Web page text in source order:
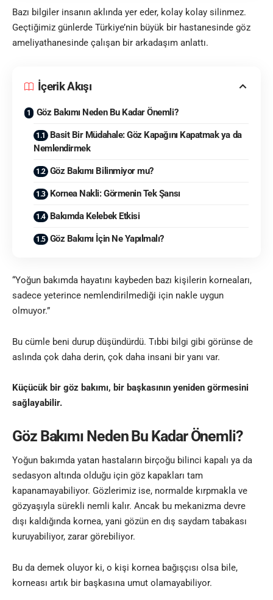
Bazı bilgiler insanın aklında yer eder, kolay kolay silinmez.
Geçtiğimiz günlerde Türkiye’nin büyük bir hastanesinde göz
ameliyathanesinde çalışan bir arkadaşım anlattı.
İçerik Akışı
Göz Bakımı Neden Bu Kadar Önemli?
Basit Bir Müdahale: Göz Kapağını Kapatmak ya da
Nemlendirmek
Göz Bakımı Bilinmiyor mu?
Kornea Nakli: Görmenin Tek Şansı
Bakımda Kelebek Etkisi
Göz Bakımı İçin Ne Yapılmalı?
“Yoğun bakımda hayatını kaybeden bazı kişilerin korneaları,
sadece yeterince nemlendirilmediği için nakle uygun
olmuyor.”
Bu cümle beni durup düşündürdü. Tıbbi bilgi gibi görünse de
aslında çok daha derin, çok daha insani bir yanı var.
Küçücük bir göz bakımı, bir başkasının yeniden görmesini
sağlayabilir.
Göz Bakımı Neden Bu Kadar Önemli?
Yoğun bakımda yatan hastaların birçoğu bilinci kapalı ya da
sedasyon altında olduğu için göz kapakları tam
kapanamayabiliyor. Gözlerimiz ise, normalde kırpmakla ve
gözyaşıyla sürekli nemli kalır. Ancak bu mekanizma devre
dışı kaldığında kornea, yani gözün en dış saydam tabakası
kuruyabiliyor, zarar görebiliyor.
Bu da demek oluyor ki, o kişi kornea bağışçısı olsa bile,
korneası artık bir başkasına umut olamayabiliyor.